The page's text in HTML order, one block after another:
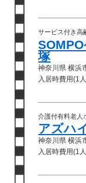
サービス付き高
塚
神奈川県 横
入居時費用(1
介護付有料老人
アズハ
神奈川県 横
入居時費用(1